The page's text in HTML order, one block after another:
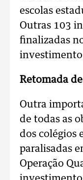
escolas
Outras 103
finalizadas
investimento
Retomada
Outra
de todas as
dos colégios
paralisadas
Operação